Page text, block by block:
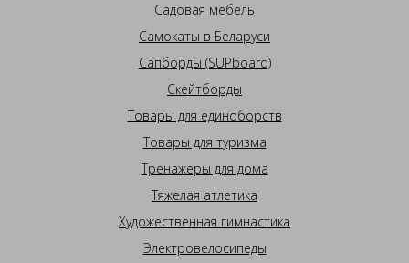
Садовая мебель
Самокаты в Беларуси
Сапборды (SUPboard)
Скейтборды
Товары для единоборств
Товары для туризма
Тренажеры для дома
Тяжелая атлетика
Художественная гимнастика
Электровелосипеды